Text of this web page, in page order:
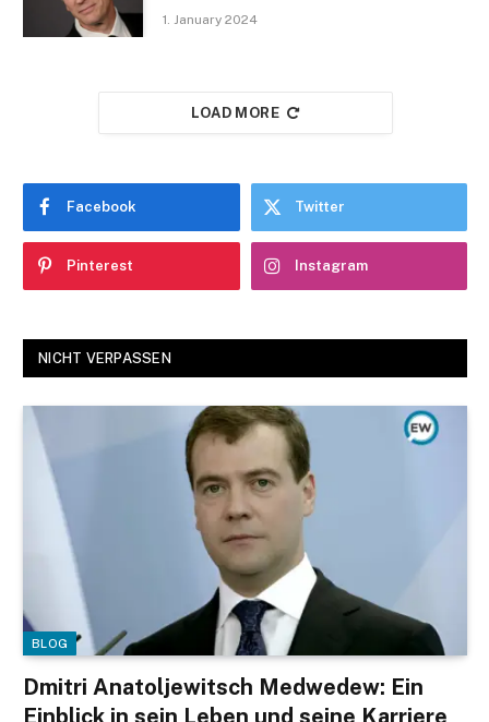
1. January 2024
LOAD MORE
Facebook Twitter
Pinterest Instagram
NICHT VERPASSEN
BLOG
Dmitri Anatoljewitsch Medwedew: Ein
Einblick in sein Leben und seine Karriere